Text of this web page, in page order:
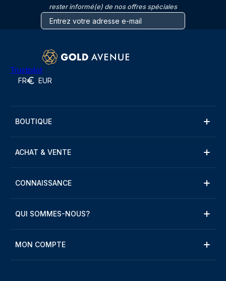
rester informé(e) de nos offres spéciales
Trustpilot
FR EUR
BOUTIQUE
ACHAT & VENTE
CONNAISSANCE
QUI SOMMES-NOUS?
MON COMPTE